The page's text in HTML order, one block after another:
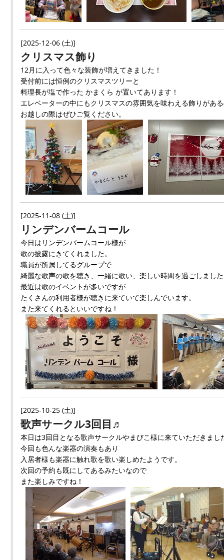
[2025-12-06 (土)]
クリスマス飾り
12月に入って色々な装飾が増えてきました！
受付前には恒例のクリスマスツリーと
料理長が塩で作った かまくら が置いてあります！
エレベーターの中にもクリスマスの雰囲気を味わえる飾りがあ
お越しの際はぜひご覧ください。
[2025-11-08 (土)]
リンデンバームコール
今日はリンデンバームコール様が
歌の披露にきてくれました。
職員が所属してるグループで
綺麗な歌声の歌を聴き、一緒に歌い、楽しい時間を過ごしまし
最近は歌のイベントが多いですが
たくさんの利用者様が聴きに来ていて楽しんでいます。
また来てくれるといいですね！
[2025-10-25 (土)]
歌声サークル3回目♬
本日は3回目となる歌声サークルやまびこ様に来ていただきまし
今回も色んな楽器の演奏もあり
入居者様も楽器に触れ歌を歌い楽しめたようです。
次回の予約も既にしてあるみたいなので
また楽しみですね！